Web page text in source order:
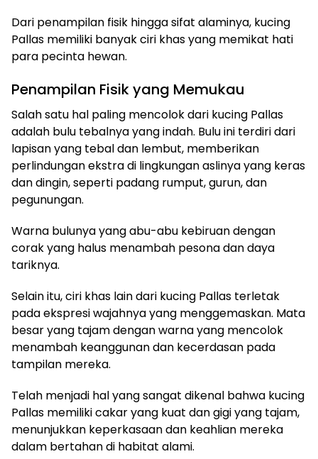
Dari penampilan fisik hingga sifat alaminya, kucing
Pallas memiliki banyak ciri khas yang memikat hati
para pecinta hewan.
Penampilan Fisik yang Memukau
Salah satu hal paling mencolok dari kucing Pallas
adalah bulu tebalnya yang indah. Bulu ini terdiri dari
lapisan yang tebal dan lembut, memberikan
perlindungan ekstra di lingkungan aslinya yang keras
dan dingin, seperti padang rumput, gurun, dan
pegunungan.
Warna bulunya yang abu-abu kebiruan dengan
corak yang halus menambah pesona dan daya
tariknya.
Selain itu, ciri khas lain dari kucing Pallas terletak
pada ekspresi wajahnya yang menggemaskan. Mata
besar yang tajam dengan warna yang mencolok
menambah keanggunan dan kecerdasan pada
tampilan mereka.
Telah menjadi hal yang sangat dikenal bahwa kucing
Pallas memiliki cakar yang kuat dan gigi yang tajam,
menunjukkan keperkasaan dan keahlian mereka
dalam bertahan di habitat alami.